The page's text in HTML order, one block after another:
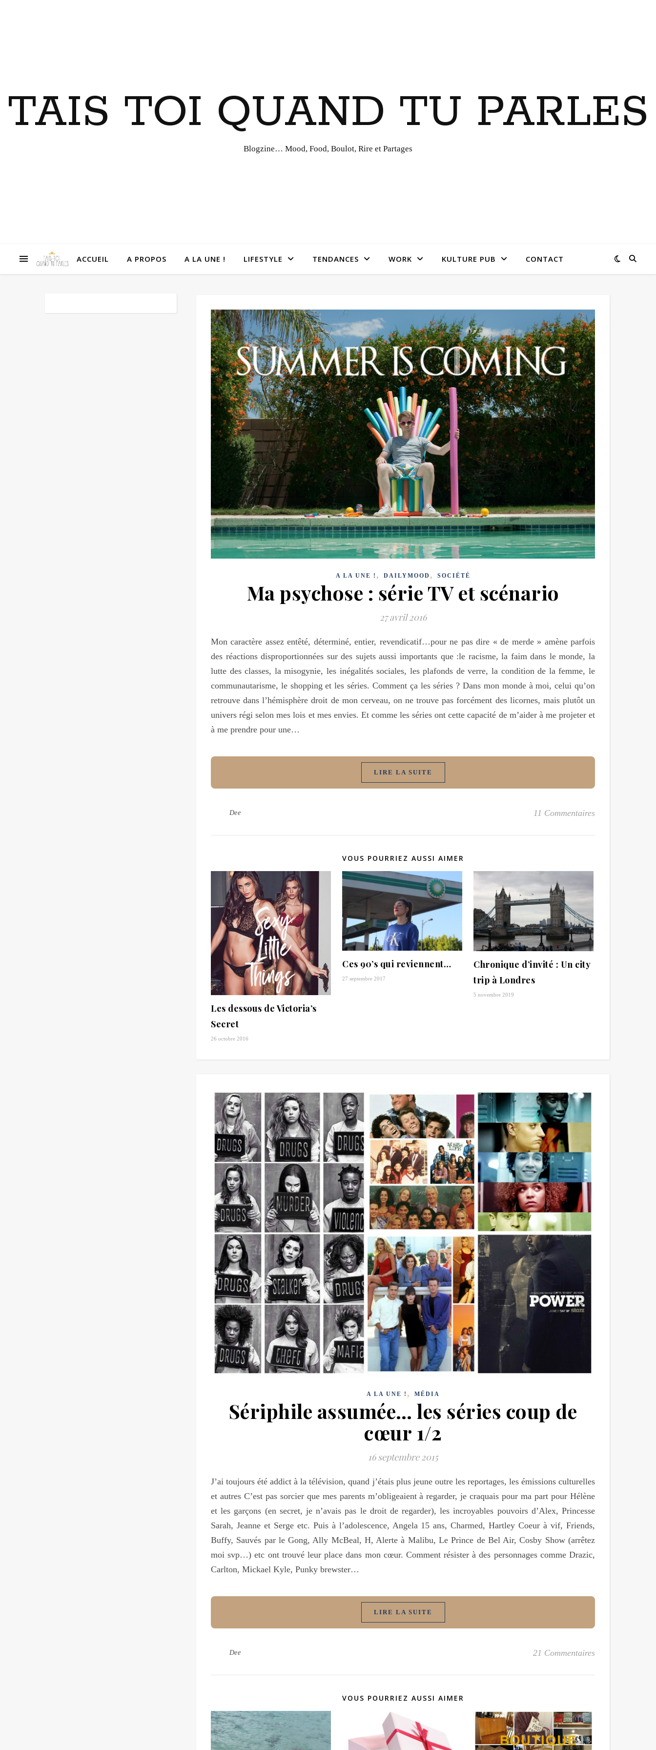
TAIS TOI QUAND TU PARLES
Blogzine… Mood, Food, Boulot, Rire et Partages
ACCUEIL A PROPOS A LA UNE ! LIFESTYLE TENDANCES WORK KULTURE PUB CONTACT
A LA UNE ! , DAILYMOOD , SOCIÉTÉ
Ma psychose : série TV et scénario
27 avril 2016
Mon caractère assez entêté, déterminé, entier, revendicatif…pour ne pas dire « de merde » amène parfois
des réactions disproportionnées sur des sujets aussi importants que :le racisme, la faim dans le monde, la
lutte des classes, la misogynie, les inégalités sociales, les plafonds de verre, la condition de la femme, le
communautarisme, le shopping et les séries. Comment ça les séries ? Dans mon monde à moi, celui qu’on
retrouve dans l’hémisphère droit de mon cerveau, on ne trouve pas forcément des licornes, mais plutôt un
univers régi selon mes lois et mes envies. Et comme les séries ont cette capacité de m’aider à me projeter et
à me prendre pour une…
LIRE LA SUITE
Dee 11 Commentaires
VOUS POURRIEZ AUSSI AIMER
Les dessous de Victoria’s
Secret
26 octobre 2016
Ces 90’s qui reviennent…
27 septembre 2017
Chronique d’invité : Un city
trip à Londres
5 novembre 2019
A LA UNE ! , MÉDIA
Sériphile assumée… les séries coup de
cœur 1/2
16 septembre 2015
J’ai toujours été addict à la télévision, quand j’étais plus jeune outre les reportages, les émissions culturelles
et autres C’est pas sorcier que mes parents m’obligeaient à regarder, je craquais pour ma part pour Hélène
et les garçons (en secret, je n’avais pas le droit de regarder), les incroyables pouvoirs d’Alex, Princesse
Sarah, Jeanne et Serge etc. Puis à l’adolescence, Angela 15 ans, Charmed, Hartley Coeur à vif, Friends,
Buffy, Sauvés par le Gong, Ally McBeal, H, Alerte à Malibu, Le Prince de Bel Air, Cosby Show (arrêtez
moi svp…) etc ont trouvé leur place dans mon cœur. Comment résister à des personnages comme Drazic,
Carlton, Mickael Kyle, Punky brewster…
LIRE LA SUITE
Dee 21 Commentaires
VOUS POURRIEZ AUSSI AIMER